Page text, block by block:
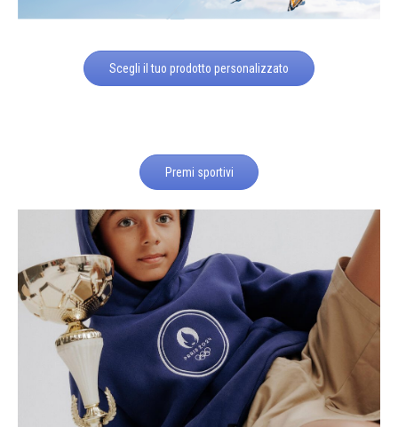
Scegli il tuo prodotto personalizzato
Premi sportivi